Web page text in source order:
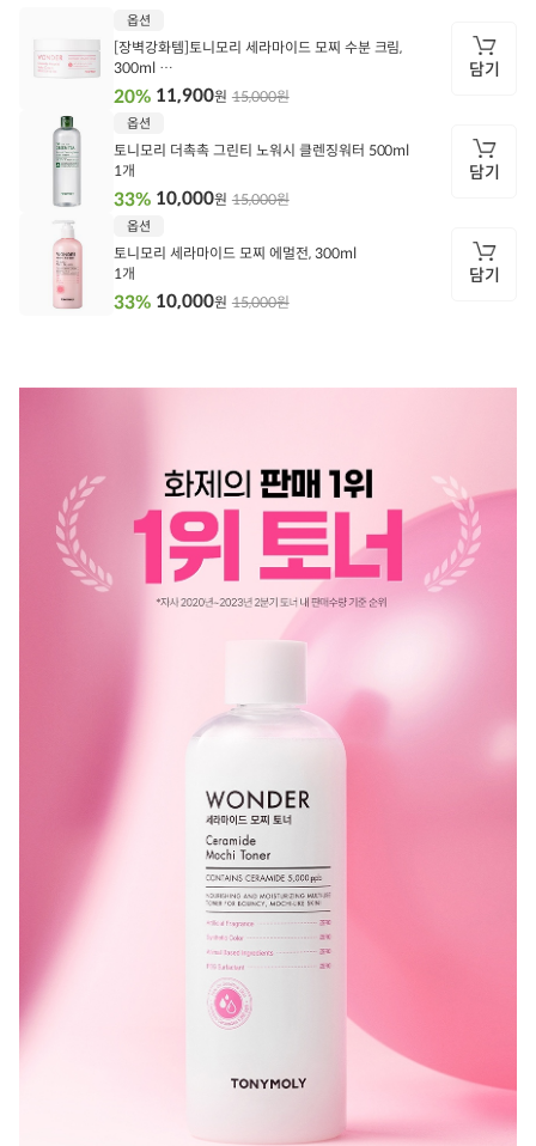
옵션
[장벽강화템]토니모리 세라마이드 모찌 수분 크림,
300ml
1개
15,000원
20% 11,900원
담기
옵션
토니모리 더촉촉 그린티 노워시 클렌징워터 500ml
1개
15,000원
33% 10,000원
담기
옵션
토니모리 세라마이드 모찌 에멀전, 300ml
1개
15,000원
33% 10,000원
담기